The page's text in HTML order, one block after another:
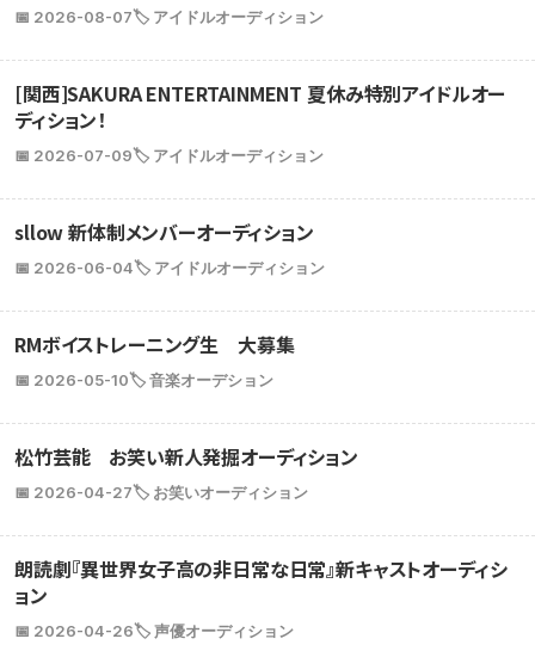
📅 2026-08-07🏷️ アイドルオーディション
[関西]SAKURA ENTERTAINMENT 夏休み特別アイドルオー
ディション！
📅 2026-07-09🏷️ アイドルオーディション
sllow 新体制メンバーオーディション
📅 2026-06-04🏷️ アイドルオーディション
RMボイストレーニング生 大募集
📅 2026-05-10🏷️ 音楽オーデション
松竹芸能 お笑い新人発掘オーディション
📅 2026-04-27🏷️ お笑いオーディション
朗読劇『異世界女子高の非日常な日常』新キャストオーディシ
ョン
📅 2026-04-26🏷️ 声優オーディション